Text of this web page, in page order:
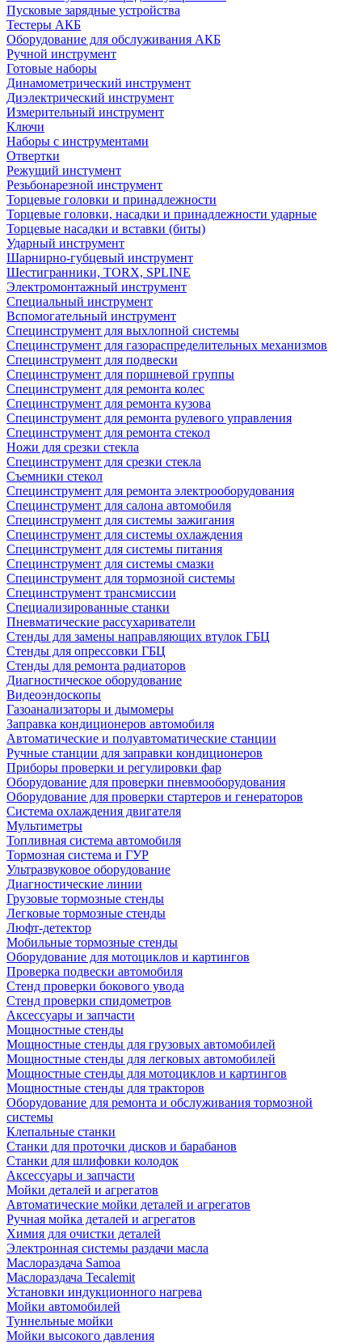
Пусковые зарядные устройства
Тестеры АКБ
Оборудование для обслуживания АКБ
Ручной инструмент
Готовые наборы
Динамометрический инструмент
Диэлектрический инструмент
Измерительный инструмент
Ключи
Наборы с инструментами
Отвертки
Режущий инстумент
Резьбонарезной инструмент
Торцевые головки и принадлежности
Торцевые головки, насадки и принадлежности ударные
Торцевые насадки и вставки (биты)
Ударный инструмент
Шарнирно-губцевый инструмент
Шестигранники, TORX, SPLINE
Электромонтажный инструмент
Специальный инструмент
Вспомогательный инструмент
Специнструмент для выхлопной системы
Специнструмент для газораспределительных механизмов
Специнструмент для подвески
Специнструмент для поршневой группы
Специнструмент для ремонта колес
Специнструмент для ремонта кузова
Специнструмент для ремонта рулевого управления
Специнструмент для ремонта стекол
Ножи для срезки стекла
Специнструмент для срезки стекла
Съемники стекол
Специнструмент для ремонта электрооборудования
Специнструмент для салона автомобиля
Специнструмент для системы зажигания
Специнструмент для системы охлаждения
Специнструмент для системы питания
Специнструмент для системы смазки
Специнструмент для тормозной системы
Специнструмент трансмиссии
Специализированные станки
Пневматические рассухариватели
Стенды для замены направляющих втулок ГБЦ
Стенды для опрессовки ГБЦ
Стенды для ремонта радиаторов
Диагностическое оборудование
Видеоэндоскопы
Газоанализаторы и дымомеры
Заправка кондиционеров автомобиля
Автоматические и полуавтоматические станции
Ручные станции для заправки кондиционеров
Приборы проверки и регулировки фар
Оборудование для проверки пневмооборудования
Оборудование для проверки стартеров и генераторов
Система охлаждения двигателя
Мультиметры
Топливная система автомобиля
Тормозная система и ГУР
Ультразвуковое оборудование
Диагностические линии
Грузовые тормозные стенды
Легковые тормозные стенды
Люфт-детектор
Мобильные тормозные стенды
Оборудование для мотоциклов и картингов
Проверка подвески автомобиля
Стенд проверки бокового увода
Стенд проверки спидометров
Аксессуары и запчасти
Мощностные стенды
Мощностные стенды для грузовых автомобилей
Мощностные стенды для легковых автомобилей
Мощностные стенды для мотоциклов и картингов
Мощностные стенды для тракторов
Оборудование для ремонта и обслуживания тормозной
системы
Клепальные станки
Станки для проточки дисков и барабанов
Станки для шлифовки колодок
Аксессуары и запчасти
Мойки деталей и агрегатов
Автоматические мойки деталей и агрегатов
Ручная мойка деталей и агрегатов
Химия для очистки деталей
Электронная системы раздачи масла
Маслораздача Samoa
Маслораздача Tecalemit
Установки индукционного нагрева
Мойки автомобилей
Туннельные мойки
Мойки высокого давления